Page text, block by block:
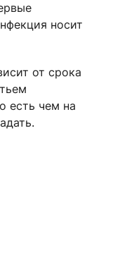
носит
от срока
есть чем на